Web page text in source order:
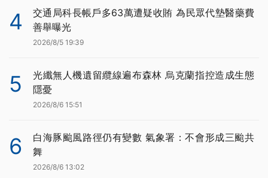
4
交通局科長帳戶多63萬遭疑收賄 為民眾代墊醫藥費
善舉曝光
2026/8/5 19:39
5
光纖無人機遺留纜線遍布森林 烏克蘭指控造成生態
隱憂
2026/8/6 15:51
6
白海豚颱風路徑仍有變數 氣象署：不會形成三颱共
舞
2026/8/6 13:02